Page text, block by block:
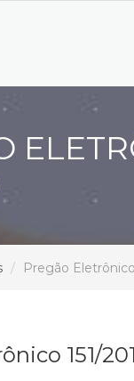
Pregão Eletrônico
151/